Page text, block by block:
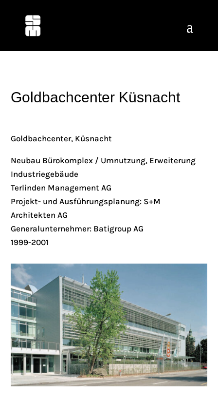
Goldbachcenter Küsnacht
Goldbachcenter, Küsnacht
Neubau Bürokomplex / Umnutzung, Erweiterung
Industriegebäude
Terlinden Management AG
Projekt- und Ausführungsplanung: S+M
Architekten AG
Generalunternehmer: Batigroup AG
1999-2001